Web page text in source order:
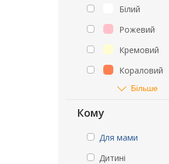
Білий
Рожевий
Кремовий
Кораловий
Більше
Кому
Для мами
Дитині